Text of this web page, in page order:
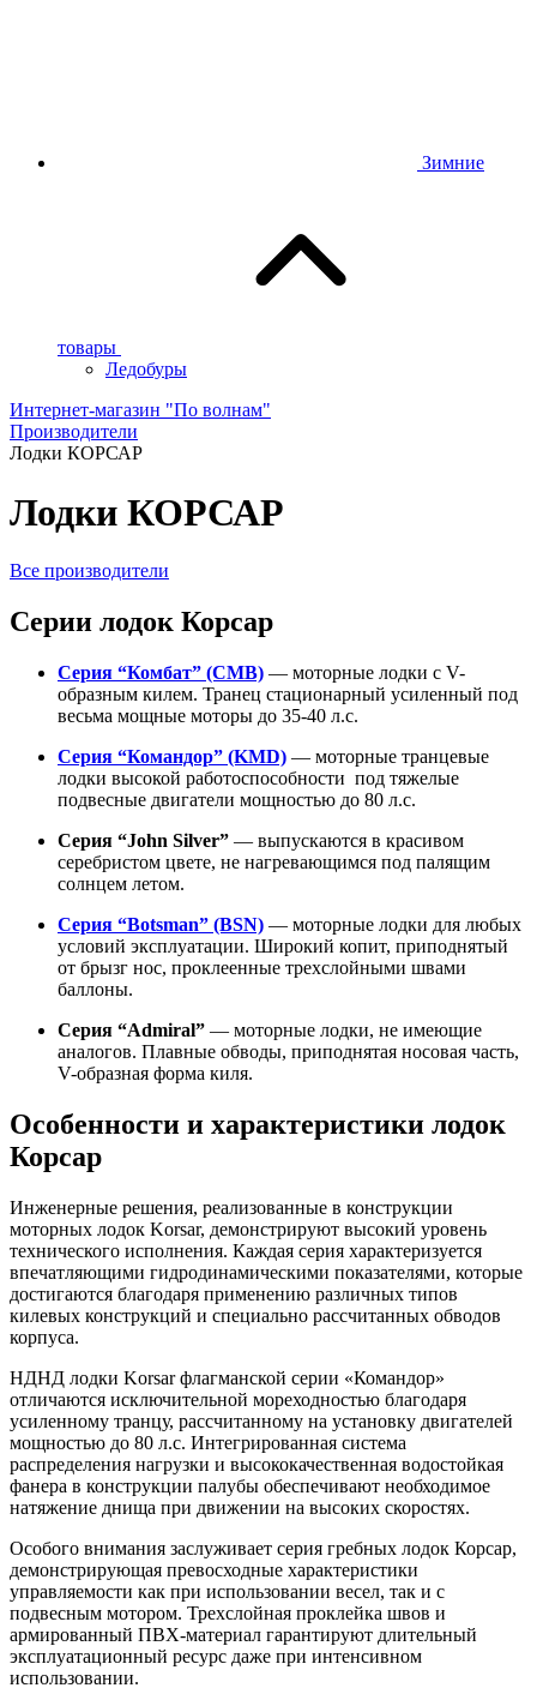
Зимние
товары
Ледобуры
Интернет-магазин "По волнам"
Производители
Лодки КОРСАР
Лодки КОРСАР
Все производители
Серии лодок Корсар
Серия “Комбат” (CMB) — моторные лодки с V-
образным килем. Транец стационарный усиленный под
весьма мощные моторы до 35-40 л.с.
Серия “Командор” (KMD) — моторные транцевые
лодки высокой работоспособности под тяжелые
подвесные двигатели мощностью до 80 л.с.
Серия “John Silver” — выпускаются в красивом
серебристом цвете, не нагревающимся под палящим
солнцем летом.
Серия “Botsman” (BSN) — моторные лодки для любых
условий эксплуатации. Широкий копит, приподнятый
от брызг нос, проклеенные трехслойными швами
баллоны.
Серия “Admiral” — моторные лодки, не имеющие
аналогов. Плавные обводы, приподнятая носовая часть,
V-образная форма киля.
Особенности и характеристики лодок
Корсар
Инженерные решения, реализованные в конструкции
моторных лодок Korsar, демонстрируют высокий уровень
технического исполнения. Каждая серия характеризуется
впечатляющими гидродинамическими показателями, которые
достигаются благодаря применению различных типов
килевых конструкций и специально рассчитанных обводов
корпуса.
НДНД лодки Korsar флагманской серии «Командор»
отличаются исключительной мореходностью благодаря
усиленному транцу, рассчитанному на установку двигателей
мощностью до 80 л.с. Интегрированная система
распределения нагрузки и высококачественная водостойкая
фанера в конструкции палубы обеспечивают необходимое
натяжение днища при движении на высоких скоростях.
Особого внимания заслуживает серия гребных лодок Корсар,
демонстрирующая превосходные характеристики
управляемости как при использовании весел, так и с
подвесным мотором. Трехслойная проклейка швов и
армированный ПВХ-материал гарантируют длительный
эксплуатационный ресурс даже при интенсивном
использовании.